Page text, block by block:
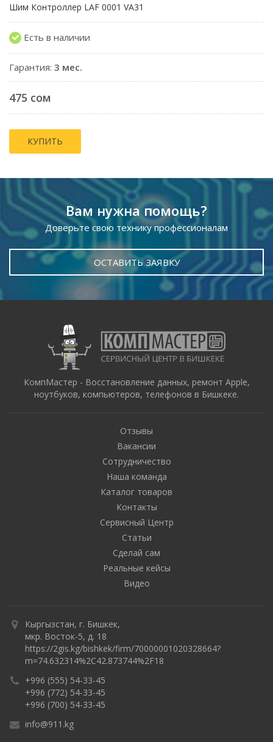
Шим Контроллер LAF 0001 VA31
Есть в наличии
Гарантия: 3 мес.
475 сом
КУПИТЬ
Вам нужна помощь?
Доверьте свою технику профессионалам
ОСТАВИТЬ ЗАЯВКУ
КомпМастер - Восстановление данных, ремонт Apple,
ноутбуков, компьютеров, телефонов в Бишкеке.
Отзывы
Вакансии
Сотрудничество
Наша команда
Каталог товаров
Контакты
Сервисный Центр
Статьи
Сделай сам
Реальные кейсы
Видео
Кыргызстан, г. Бишкек,
мкр. Восток-5, д. 18
https://2gis.kg/bishkek/firm/70000001020328664?
m=74.632314%2C42.873744%2F18
+996 (555) 54-33-45
+996 (772) 54-33-45
+996 (700) 54-33-45
info@911.kg